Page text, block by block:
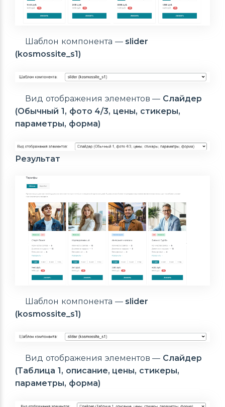
Шаблон компонента — slider
(kosmossite_s1)
Вид отображения элементов — Слайдер
(Обычный 1, фото 4/3, цены, стикеры,
параметры, форма)
Результат
Шаблон компонента — slider
(kosmossite_s1)
Вид отображения элементов — Слайдер
(Таблица 1, описание, цены, стикеры,
параметры, форма)